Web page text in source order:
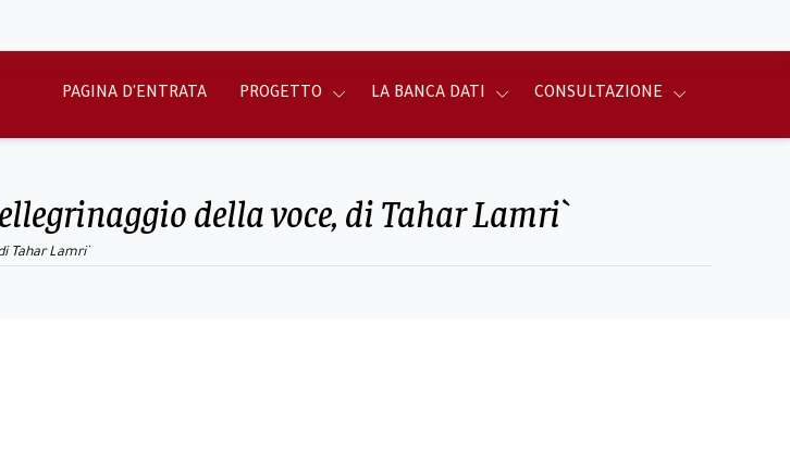
PAGINA D'ENTRATA PROGETTO LA BANCA DATI CONSULTAZIONE
della voce, di Tahar Lamri`
Tahar Lamri`